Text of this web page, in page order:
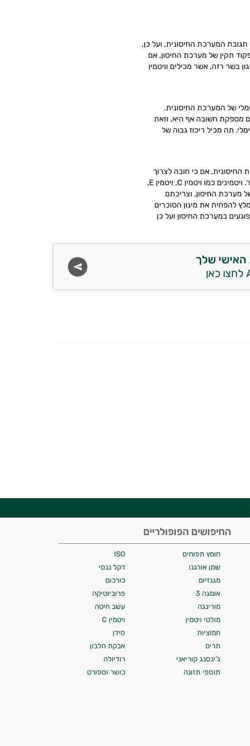
תגובת המערכת החיסונית, ועל כן,
תקין של מערכת החיסון, אם
בשר רזה, אשר מכילים וויטמין
של המערכת החיסונית,
מספקת חשובה אף היא, וזאת
תה מכיל ריכוז גבוה של
החיסונית, אם כי חובה לצרוך
כמו ויטמין C, ויטמין E
,
מערכת החיסון, וצריכתם
להפחית את מינון הסוכרים
במערכת החיסון ועל כן
האישי שלך
החיפושים הפופולריים
חומץ תפוחים
ISO
שמן אורגנו
דקל ננסי
מגנזיום
כורכום
אומגה 3
פרוביוטיקה
מורינגה
עשב חיטה
מולטי ויטמין
ויטמין C
חמוציות
סידן
תרים
אבקת חלבון
ג'ינסנג קוריאני
רודיולה
תוספי תזונה כושר וספורט